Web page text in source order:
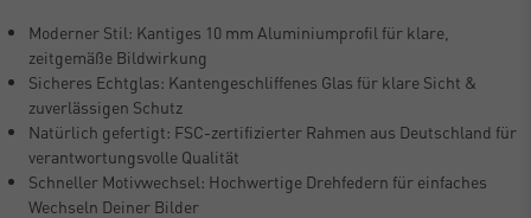
Moderner Stil: Kantiges 10 mm Aluminiumprofil für klare,
zeitgemäße Bildwirkung
Sicheres Echtglas: Kantengeschliffenes Glas für klare Sicht &
zuverlässigen Schutz
Natürlich gefertigt: FSC-zertifizierter Rahmen aus Deutschland für
verantwortungsvolle Qualität
Schneller Motivwechsel: Hochwertige Drehfedern für einfaches
Wechseln Deiner Bilder